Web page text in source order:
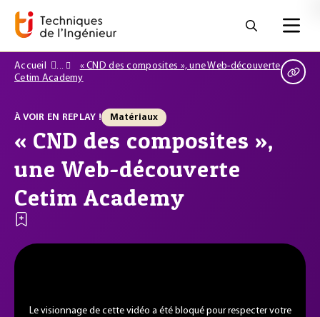
Accueil
« CND des composites », une Web-découverte
Cetim Academy
À VOIR EN REPLAY ! Matériaux
« CND des composites »,
une Web-découverte
Cetim Academy
Le visionnage de cette vidéo a été bloqué pour respecter votre